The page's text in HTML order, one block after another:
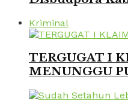
Kriminal
TERGUGAT I
MENUNGGU